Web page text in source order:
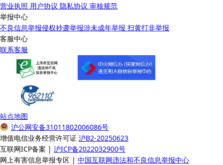
营业执照 用户协议 隐私协议 审核规范
举报中心
不良信息举报侵权抄袭举报涉未成年举报 扫黄打非举报
客服中心
联系客服
站点地图
沪公网安备31011802006086号
增值电信业务经营许可证 沪B2-20250623
互联网ICP备案 | 沪ICP备2022032900号
网上有害信息举报专区 | 中国互联网违法和不良信息举报中心